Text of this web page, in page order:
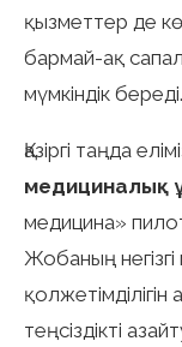
қызметтер де
бармай-ақ
мүмкіндік береді.
Қазіргі таңда
медициналық
медицина»
Жобаның
теңсіздікті